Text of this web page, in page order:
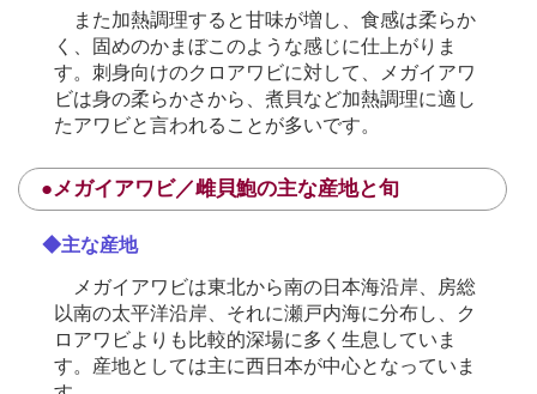
また加熱調理すると甘味が増し、食感は柔らか
く、固めのかまぼこのような感じに仕上がりま
す。刺身向けのクロアワビに対して、メガイアワ
ビは身の柔らかさから、煮貝など加熱調理に適し
たアワビと言われることが多いです。
●メガイアワビ／雌貝鮑の主な産地と旬
◆主な産地
メガイアワビは東北から南の日本海沿岸、房総
以南の太平洋沿岸、それに瀬戸内海に分布し、ク
ロアワビよりも比較的深場に多く生息していま
す。産地としては主に西日本が中心となっていま